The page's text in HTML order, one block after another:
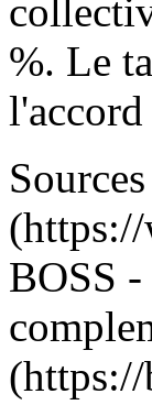
%. Le
BOSS -